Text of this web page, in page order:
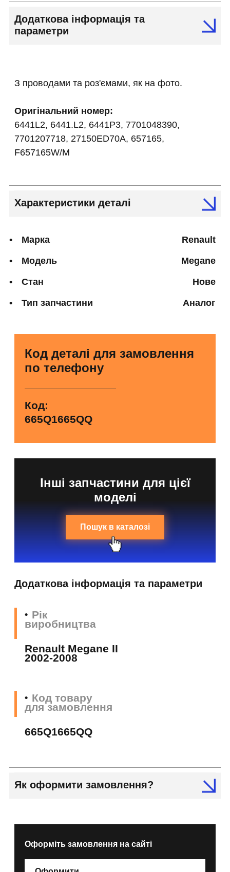
Додаткова інформація та
параметри
З проводами та роз'ємами, як на фото.
Оригінальний номер:
6441L2, 6441.L2, 6441P3, 7701048390,
7701207718, 27150ED70A, 657165,
F657165W/M
Характеристики деталі
Марка Renault
Модель Megane
Стан Нове
Тип запчастини Аналог
Код деталі для замовлення
по телефону
Код:
665Q1665QQ
Інші запчастини для цієї
моделі
Пошук в каталозі
Додаткова інформація та параметри
Рік
виробництва
Renault Megane II
2002-2008
Код товару
для замовлення
665Q1665QQ
Як оформити замовлення?
Оформіть замовлення на сайті